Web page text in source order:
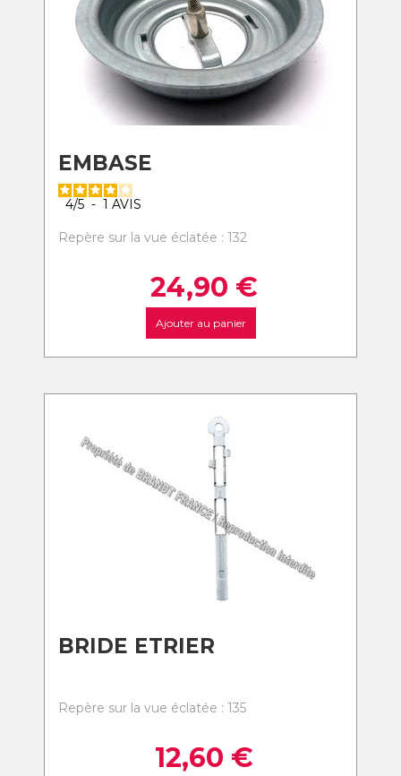
EMBASE
4/5 - 1 AVIS
Repère sur la vue éclatée : 132
24,90 €
Ajouter au panier
BRIDE ETRIER
Repère sur la vue éclatée : 135
12,60 €